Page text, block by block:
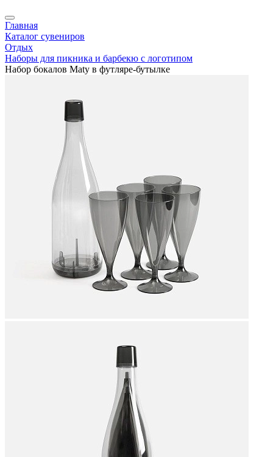
Главная
Каталог сувениров
Отдых
Наборы для пикника и барбекю с логотипом
Набор бокалов Maty в футляре-бутылке